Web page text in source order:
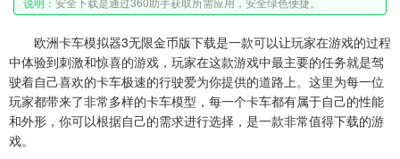
欧洲卡车模拟器3无限金币版下载是一款可以让玩家在游戏的过程
中体验到刺激和惊喜的游戏，玩家在这款游戏中最主要的任务就是驾
驶着自己喜欢的卡车极速的行驶爱为你提供的道路上。这里为每一位
玩家都带来了非常多样的卡车模型，每一个卡车都有属于自己的性能
和外形，你可以根据自己的需求进行选择，是一款非常值得下载的游
戏。